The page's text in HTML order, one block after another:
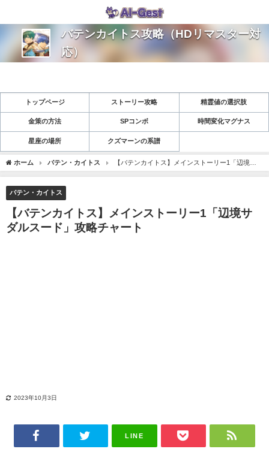
バテンカイトス攻略（HDリマスター対
応）
トップページ ストーリー攻略 精霊値の選択肢
金策の方法 SPコンボ 時間変化マグナス
星座の場所 クズマーンの系譜
ホーム バテン・カイトス
【バテンカイトス】メインストーリー1「辺境サ
ダルスード」攻略チャート
バテン・カイトス
【バテンカイトス】メインストーリー1「辺境サ
ダルスード」攻略チャート
2023年10月3日
LINE